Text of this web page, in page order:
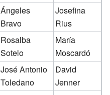
Ángeles
Bravo
Josefina
Rius
Rosalba
Sotelo
María
Moscardó
José Antonio
Toledano
David
Jenner